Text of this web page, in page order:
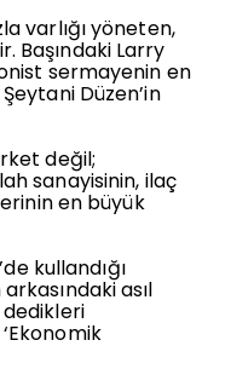
varlığı yöneten,
Başındaki Larry
sermayenin en
Düzen’in
değil;
sanayisinin, ilaç
en büyük
kullandığı
asıl
dedikleri